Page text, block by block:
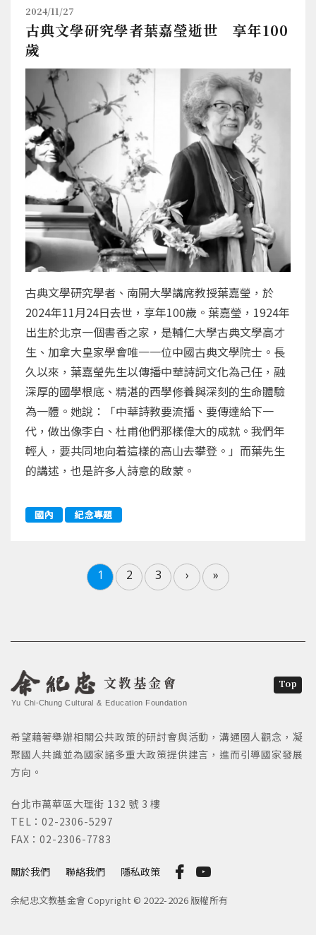
2024/11/27
古典文學研究學者葉嘉瑩逝世 享年100
歲
古典文學研究學者、南開大學講席教授葉嘉瑩，於
2024年11月24日去世，享年100歲。葉嘉瑩，1924年
出生於北京一個書香之家，是輔仁大學古典文學高才
生、加拿大皇家學會唯一一位中國古典文學院士。長
久以來，葉嘉瑩先生以傳播中華詩詞文化為己任，融
深厚的國學根底、精湛的西學修養與深刻的生命體驗
為一體。她說：「中華詩教要流播、要傳達給下一
代，做出像李白、杜甫他們那樣偉大的成就。我們年
輕人，要共同地向着這樣的高山去攀登。」而葉先生
的講述，也是許多人詩意的啟蒙。
國內 紀念專題
1 2 3 › »
文教基金會
Yu Chi-Chung Cultural & Education Foundation
關於我們 聯絡我們 隱私政策
希望藉著舉辦相關公共政策的研討會與活動，溝通國人觀念，凝
聚國人共識並為國家諸多重大政策提供建言，進而引導國家發展
方向。
台北市萬華區大理街 132 號 3 樓
TEL：02-2306-5297
FAX：02-2306-7783
余紀忠文教基金會 Copyright © 2022-2026 版權所有
Top